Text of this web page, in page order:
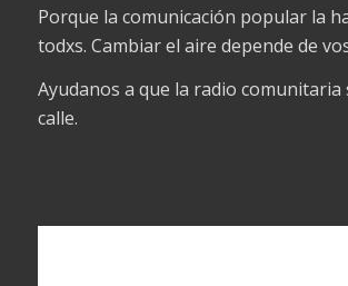
Porque la comunicación popular la
todxs. Cambiar el aire depende de
Ayudanos a que la radio comunitaria
calle.